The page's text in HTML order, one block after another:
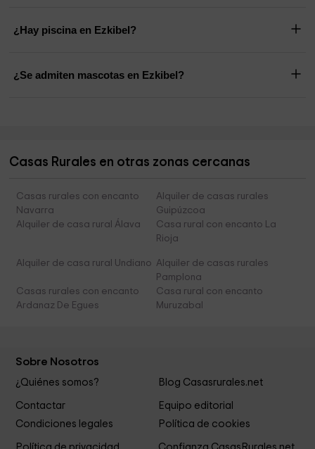
¿Hay piscina en Ezkibel?
¿Se admiten mascotas en Ezkibel?
Casas Rurales en otras zonas cercanas
Casas rurales con encanto
Navarra
Alquiler de casas rurales
Guipúzcoa
Alquiler de casa rural Álava
Casa rural con encanto La
Rioja
Alquiler de casa rural Undiano Alquiler de casas rurales
Pamplona
Casas rurales con encanto
Ardanaz De Egues
Casa rural con encanto
Muruzabal
Sobre Nosotros
¿Quiénes somos? Blog Casasrurales.net
Contactar
Equipo editorial
Condiciones legales
Política de cookies